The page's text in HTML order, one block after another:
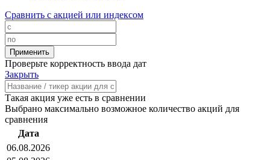
Сравнить с акцией или индексом
Проверьте корректность ввода дат
Закрыть
Такая акция уже есть в сравнении
Выбрано максимально возможное количество акций для
сравнения
Дата
06.08.2026